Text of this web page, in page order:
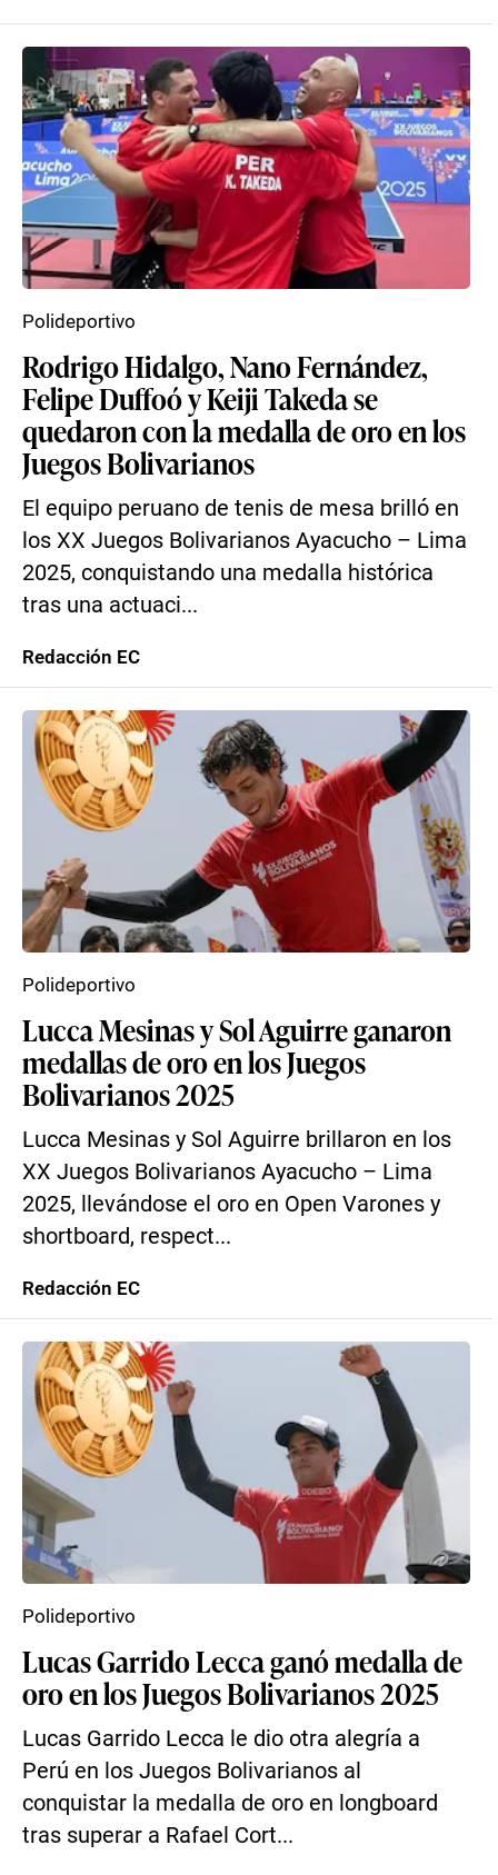
Rodrigo Hidalgo, Nano Fernández,
Felipe Duffoó y Keiji Takeda se
quedaron con la medalla de oro en los
Juegos Bolivarianos
El equipo peruano de tenis de mesa brilló en
los XX Juegos Bolivarianos Ayacucho – Lima
2025, conquistando una medalla histórica
tras una actuaci...
Polideportivo
Redacción EC
Lucca Mesinas y Sol Aguirre ganaron
medallas de oro en los Juegos
Bolivarianos 2025
Lucca Mesinas y Sol Aguirre brillaron en los
XX Juegos Bolivarianos Ayacucho – Lima
2025, llevándose el oro en Open Varones y
shortboard, respect...
Polideportivo
Redacción EC
Lucas Garrido Lecca ganó medalla de
oro en los Juegos Bolivarianos 2025
Lucas Garrido Lecca le dio otra alegría a
Perú en los Juegos Bolivarianos al
conquistar la medalla de oro en longboard
tras superar a Rafael Cort...
Polideportivo